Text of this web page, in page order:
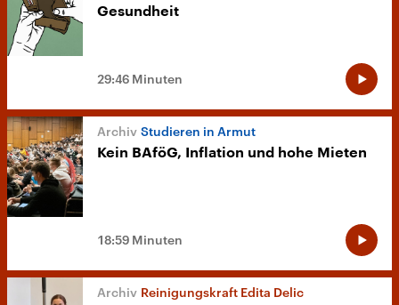
Gesundheit
29:46 Minuten
Studieren in Armut
Kein BAföG, Inflation und hohe Mieten
18:59 Minuten
Reinigungskraft Edita Delic